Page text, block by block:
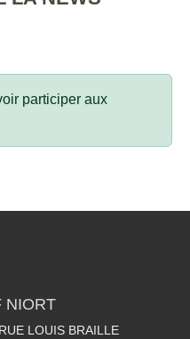
participer aux
NIORT
LOUIS BRAILLE